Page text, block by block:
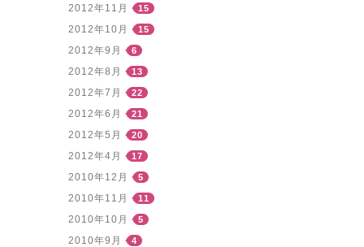
2012年11月 15
2012年10月 15
2012年9月 6
2012年8月 13
2012年7月 22
2012年6月 21
2012年5月 20
2012年4月 17
2010年12月 5
2010年11月 11
2010年10月 5
2010年9月 4